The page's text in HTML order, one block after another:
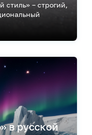
стиль» – строгий,
в русской